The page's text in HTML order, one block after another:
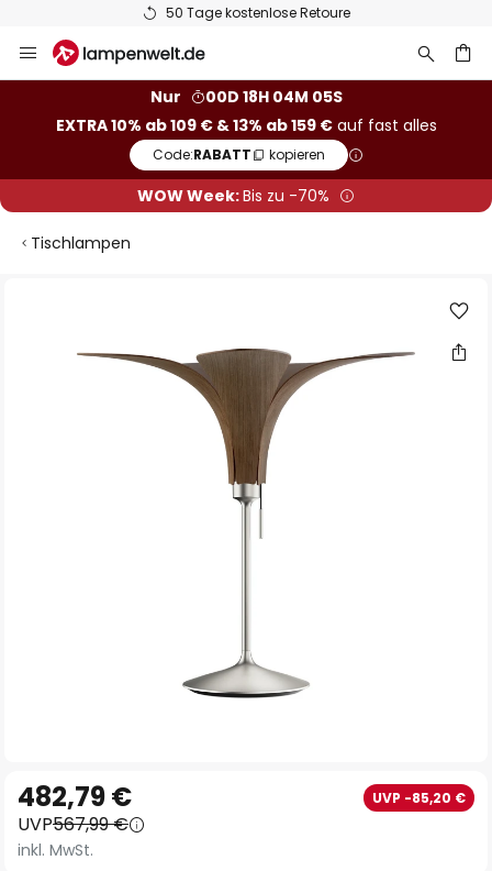
50 Tage kostenlose Retoure
Inhalt
Nur
00D 18H 04M 04S
EXTRA 10% ab 109 € & 13% ab 159 €auf fast alles
Code:RABATT kopieren
WOW Week:Bis zu -70%
Tischlampen
Anfang
der
Bildgalerie
482,79 € UVP -85,20 €
UVP567,99 €
inkl. MwSt.